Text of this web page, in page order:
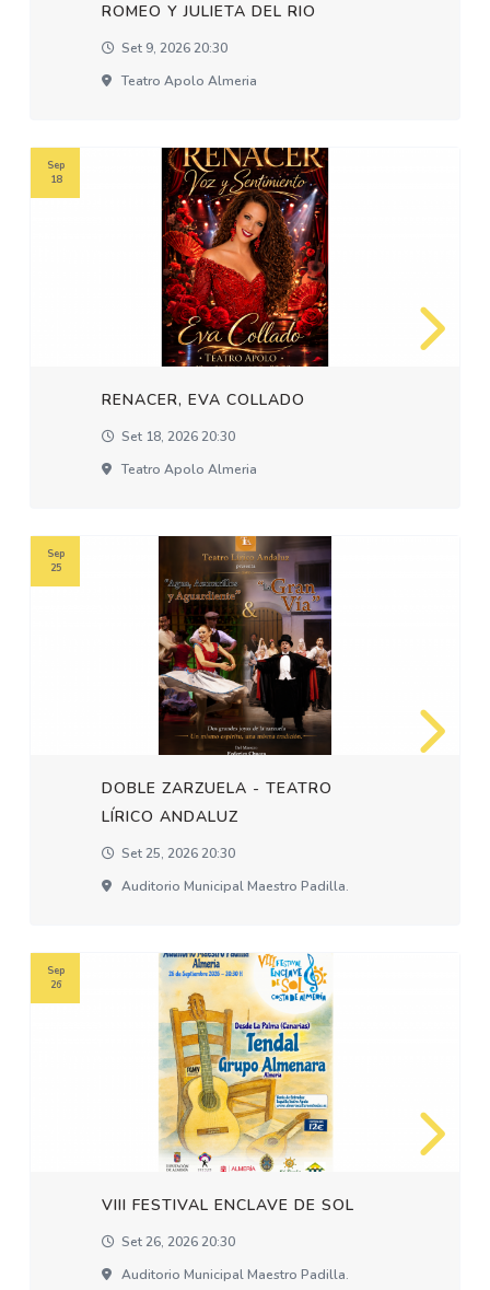
ROMEO Y JULIETA DEL RIO
Set 9, 2026 20:30
Teatro Apolo Almeria
RENACER, EVA COLLADO
Set 18, 2026 20:30
Teatro Apolo Almeria
Sep
18
DOBLE ZARZUELA - TEATRO
LÍRICO ANDALUZ
Set 25, 2026 20:30
Auditorio Municipal Maestro Padilla.
Sep
25
VIII FESTIVAL ENCLAVE DE SOL
Set 26, 2026 20:30
Auditorio Municipal Maestro Padilla.
Sep
26